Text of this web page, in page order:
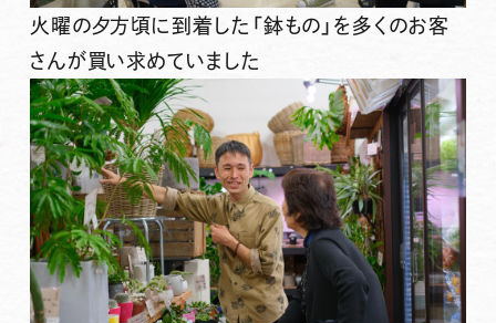
火曜の夕方頃に到着した「鉢もの」を多くのお客
さんが買い求めていました